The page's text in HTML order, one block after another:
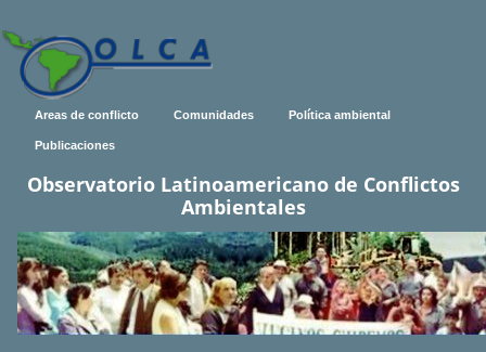
Areas de conflicto Comunidades Política ambiental
Publicaciones
Observatorio Latinoamericano de Conflictos
Ambientales